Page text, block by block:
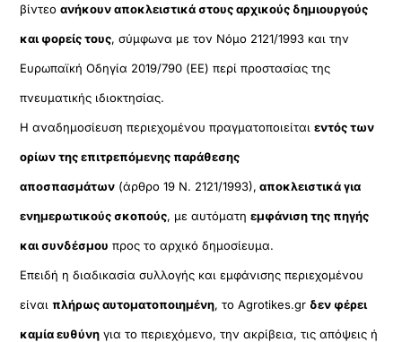
βίντεοανήκουν αποκλειστικά στους αρχικούς δημιουργούς
και φορείς τους, σύμφωνα με τον Νόμο 2121/1993 και την
Ευρωπαϊκή Οδηγία 2019/790 (ΕΕ) περί προστασίας της
πνευματικής ιδιοκτησίας.
Η αναδημοσίευση περιεχομένου πραγματοποιείταιεντός των
ορίων της επιτρεπόμενης παράθεσης
αποσπασμάτων (άρθρο 19 Ν. 2121/1993), αποκλειστικά για
ενημερωτικούς σκοπούς, με αυτόματηεμφάνιση της πηγής
και συνδέσμου προς το αρχικό δημοσίευμα.
Επειδή η διαδικασία συλλογής και εμφάνισης περιεχομένου
είναιπλήρως αυτοματοποιημένη, το Agrotikes.gr δεν φέρει
καμία ευθύνη για το περιεχόμενο, την ακρίβεια, τις απόψεις ή